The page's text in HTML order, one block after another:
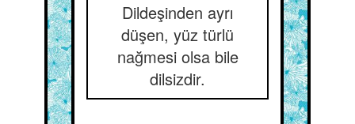
Dildeşinden ayrı
düşen, yüz türlü
nağmesi olsa bile
dilsizdir.